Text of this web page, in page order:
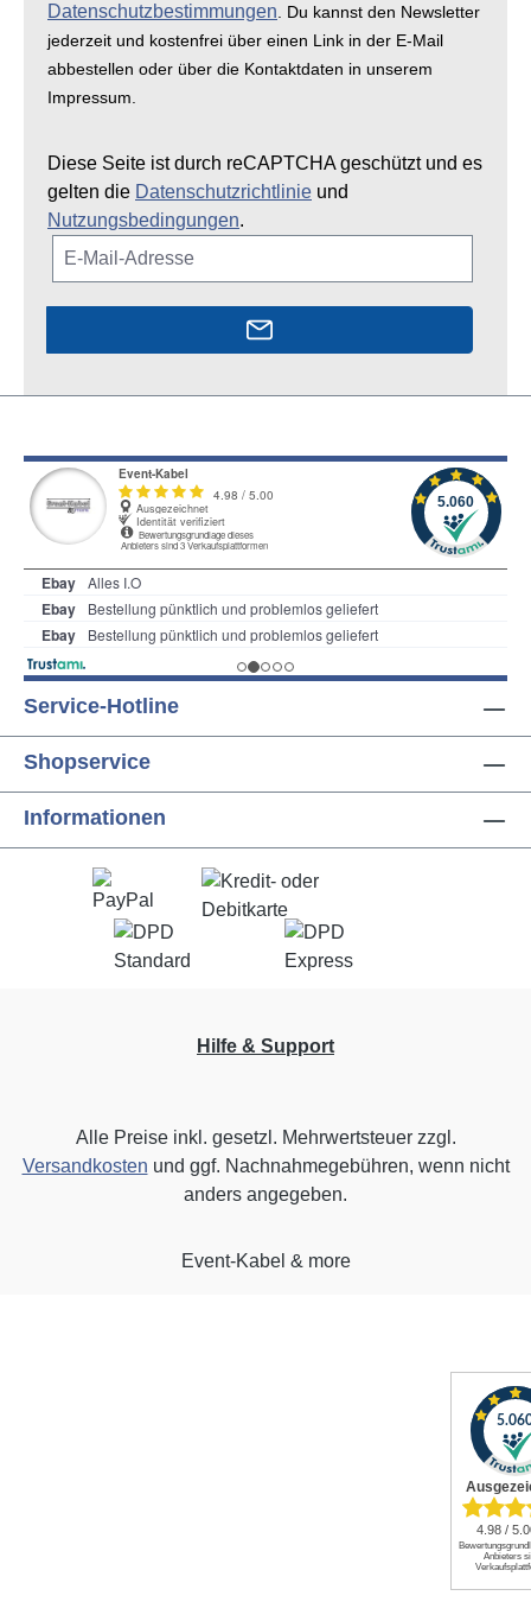
Datenschutzbestimmungen . Du kannst den Newsletter
jederzeit und kostenfrei über einen Link in der E-Mail
abbestellen oder über die Kontaktdaten in unserem
Impressum.
Diese Seite ist durch reCAPTCHA geschützt und es
gelten die Datenschutzrichtlinie und
Nutzungsbedingungen.
Service-Hotline
Shopservice
Informationen
Hilfe & Support
Alle Preise inkl. gesetzl. Mehrwertsteuer zzgl.
Versandkosten und ggf. Nachnahmegebühren, wenn nicht
anders angegeben.
Event-Kabel & more